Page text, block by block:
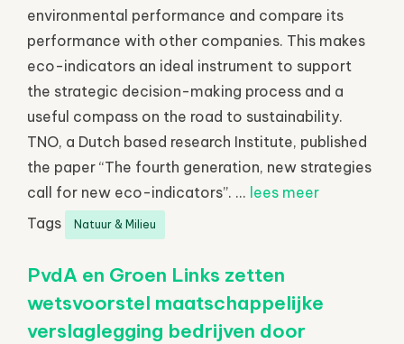
environmental performance and compare its
performance with other companies. This makes
eco-indicators an ideal instrument to support
the strategic decision-making process and a
useful compass on the road to sustainability.
TNO, a Dutch based research Institute, published
the paper “The fourth generation, new strategies
call for new eco-indicators”. ... lees meer
Tags
Natuur & Milieu
PvdA en Groen Links zetten
wetsvoorstel maatschappelijke
verslaglegging bedrijven door